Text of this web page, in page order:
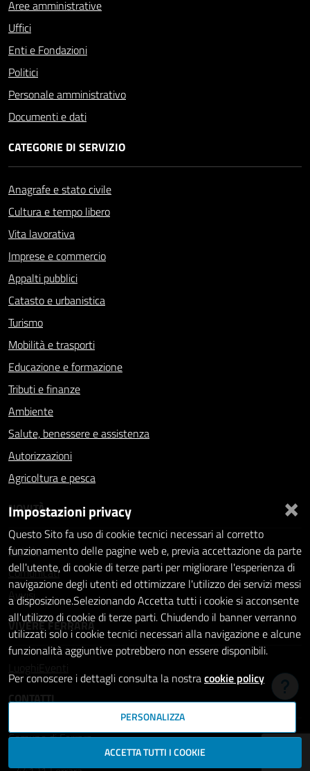
Aree amministrative
Uffici
Enti e Fondazioni
Politici
Personale amministrativo
Documenti e dati
CATEGORIE DI SERVIZIO
Anagrafe e stato civile
Cultura e tempo libero
Vita lavorativa
Imprese e commercio
Appalti pubblici
Catasto e urbanistica
Turismo
Mobilità e trasporti
Educazione e formazione
Tributi e finanze
Ambiente
Salute, benessere e assistenza
Autorizzazioni
Agricoltura e pesca
NOVITÀ
Notizie
Comunicati
Avvisi
VIVERE FERRARA
Luoghi
Eventi
CONTATTI
Comune di Ferrara
Piazza del Municipio, 2
×
Impostazioni privacy
Questo Sito fa uso di cookie tecnici necessari al corretto
funzionamento delle pagine web e, previa accettazione da parte
dell'utente, di cookie di terze parti per migliorare l'esperienza di
navigazione degli utenti ed ottimizzare l'utilizzo dei servizi messi
a disposizione.Selezionando Accetta tutti i cookie si acconsente
all'utilizzo di cookie di terze parti. Chiudendo il banner verranno
utilizzati solo i cookie tecnici necessari alla navigazione e alcune
funzionalità aggiuntive potrebbero non essere disponibili.
Per conoscere i dettagli consulta la nostracookie policy
PERSONALIZZA
ACCETTA TUTTI I COOKIE
Hai